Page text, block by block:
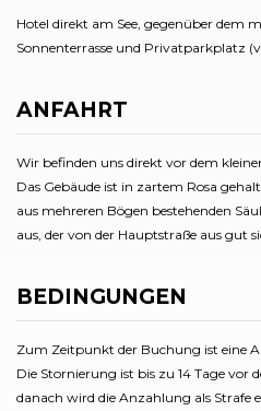
Hotel direkt am See, gegenüber dem
Sonnenterrasse und Privatparkplatz
ANFAHRT
Wir befinden uns direkt vor dem
Das Gebäude ist in zartem Rosa
aus mehreren Bögen bestehenden
aus, der von der Hauptstraße aus gut
BEDINGUNGEN
Zum Zeitpunkt der Buchung ist eine
Die Stornierung ist bis zu 14 Tage vor
danach wird die Anzahlung als Strafe